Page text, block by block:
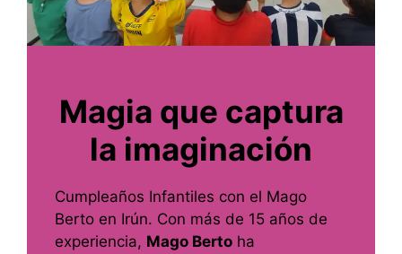
Magia que captura
la imaginación
Cumpleaños Infantiles con el Mago
Berto en Irún. Con más de 15 años de
experiencia, Mago Berto ha